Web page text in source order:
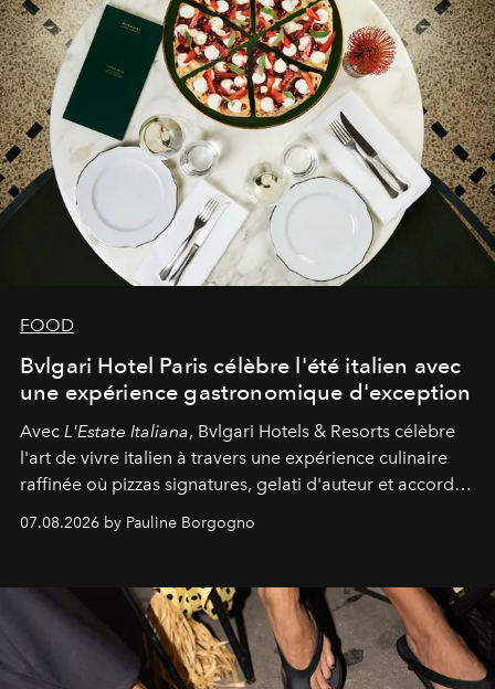
FOOD
Bvlgari Hotel Paris célèbre l'été italien avec
une expérience gastronomique d'exception
Avec L'Estate Italiana, Bvlgari Hotels & Resorts célèbre
l'art de vivre italien à travers une expérience culinaire
raffinée où pizzas signatures, gelati d'auteur et accords
d'exception composent un véritable voyage sensoriel.
07.08.2026 by Pauline Borgogno